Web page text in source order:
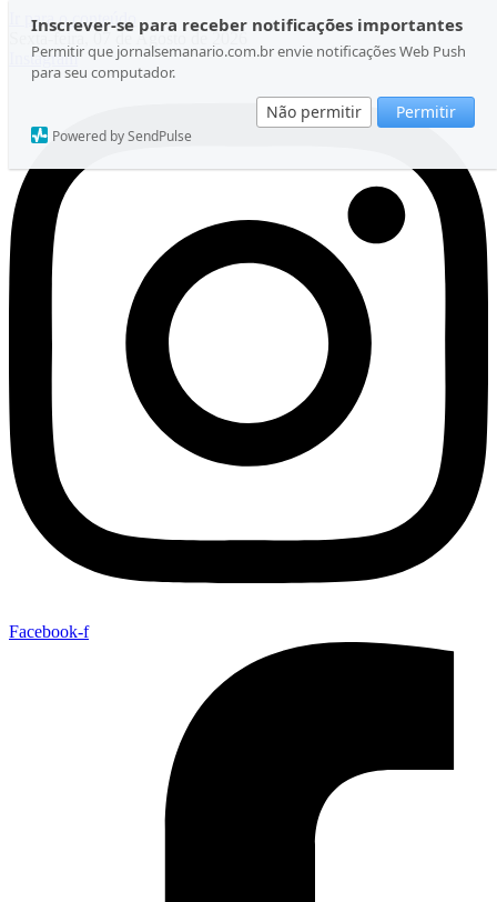
Inscrever-se para receber notificações importantes
Permitir que jornalsemanario.com.br envie notificações Web Push
para seu computador.
Não permitir Permitir
Powered by SendPulse
Ir para o conteúdo
Sexta-feira, 07 de Agosto de 2026
Instagram
Facebook-f